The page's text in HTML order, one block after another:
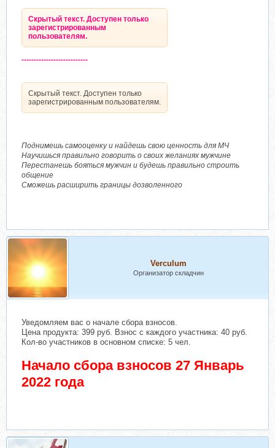
Скрытый текст. Доступен только
зарегистрированным
пользователям.
---------------------------
Скрытый текст. Доступен только
зарегистрированным пользователям.
Поднимешь самооценку и найдешь свою ценность для МЧ
Научишься правильно говорить о своих желаниях мужчине
Перестанешь бояться мужчин и будешь правильно строить
общение
Сможешь расширить границы дозволенного
Verculum
Организатор складчин
Уведомляем вас о начале сбора взносов.
Цена продукта: 399 руб. Взнос с каждого участника: 40 руб.
Кол-во участников в основном списке: 5 чел.
Начало сбора взносов 27 Январь
2022 года